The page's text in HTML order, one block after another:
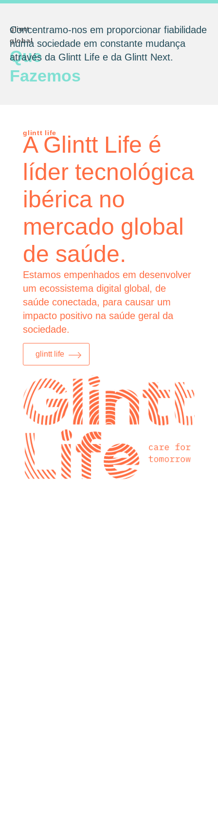
glintt
global
Que
Fazemos
Concentramo-nos em proporcionar fiabilidade
numa sociedade em constante mudança
através da Glintt Life e da Glintt Next.
glintt life
A Glintt Life é
líder tecnológica
ibérica no
mercado global
de saúde.
Estamos empenhados em desenvolver
um ecossistema digital global, de
saúde conectada, para causar um
impacto positivo na saúde geral da
sociedade.
glintt life